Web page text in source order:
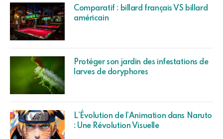
Comparatif : billard français VS billard
américain
Protéger son jardin des infestations de
larves de doryphores
L’Évolution de l’Animation dans Naruto
: Une Révolution Visuelle